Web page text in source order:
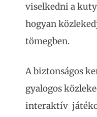
viselkedni a
hogyan
tömegben.
A biztonságos
gyalogos
interaktív